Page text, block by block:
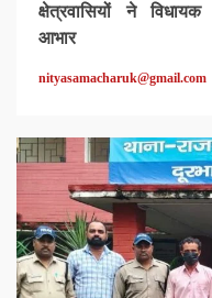
क्षेत्रवासियों ने
आभार
nityasamacharuk@gmail.com